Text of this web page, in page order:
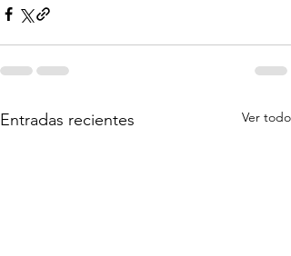
Entradas recientes Ver todo